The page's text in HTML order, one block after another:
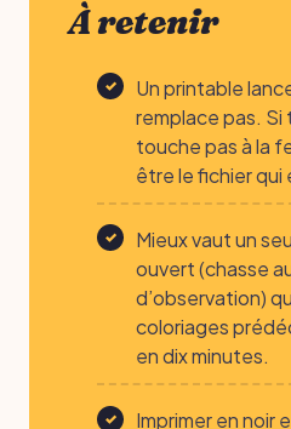
À retenir
Un printable
remplace pas.
touche pas à la
être le fichier
Mieux vaut un
ouvert (chasse
d’observation)
coloriages
en dix minutes.
Imprimer en noir